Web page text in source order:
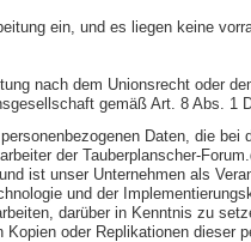
ein, und es liegen keine
nach dem Unionsrecht oder
gemäß Art. 8 Abs. 1
Daten, die
der Tauberplanscher-
ist unser Unternehmen als
und der
darüber in Kenntnis zu
oder Replikationen